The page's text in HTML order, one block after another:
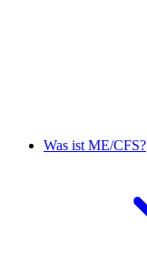
Was ist ME/CFS?